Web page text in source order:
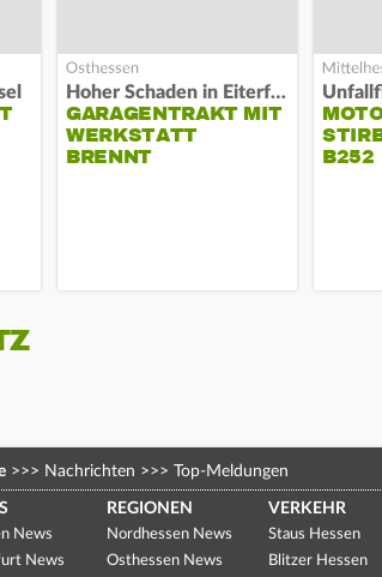
Hoher Schaden in Eiterfeld
GARAGENTRAKT MIT
WERKSTATT
BRENNT
B252
>>> Nachrichten >>> Top-Meldungen
News
News
REGIONEN
Nordhessen News
Osthessen News
VERKEHR
Staus Hessen
Blitzer Hessen